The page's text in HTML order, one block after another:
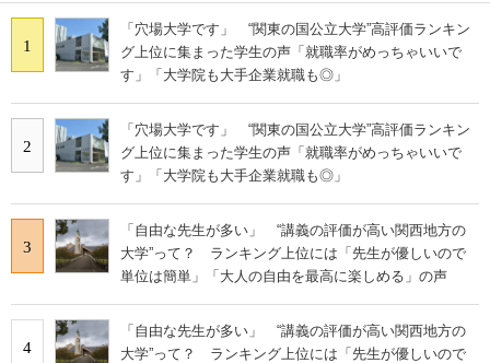
1
「穴場大学です」 “関東の国公立大学”高評価ランキン
グ上位に集まった学生の声「就職率がめっちゃいいで
す」「大学院も大手企業就職も◎」
2
「穴場大学です」 “関東の国公立大学”高評価ランキン
グ上位に集まった学生の声「就職率がめっちゃいいで
す」「大学院も大手企業就職も◎」
3
「自由な先生が多い」 “講義の評価が高い関西地方の
大学”って？ ランキング上位には「先生が優しいので
単位は簡単」「大人の自由を最高に楽しめる」の声
4
「自由な先生が多い」 “講義の評価が高い関西地方の
大学”って？ ランキング上位には「先生が優しいので